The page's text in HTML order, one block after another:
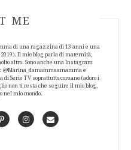
ME
di una ragazzina di 13 anni e una
Il mio blog parla di maternità,
altro. Sono anche una Instagram
@Marina_damammaamamma e
Serie TV soprattutto coreane (adoro i
non ti resta che seguire il mio blog,
nel mio mondo.
PinterestInstagramContact